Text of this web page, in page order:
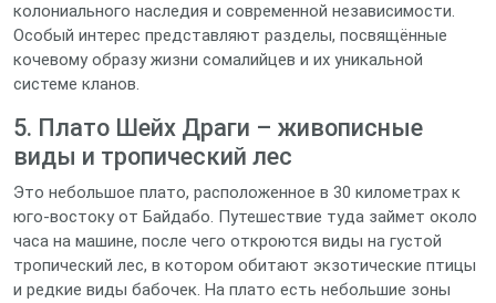
колониального наследия и современной независимости.
Особый интерес представляют разделы, посвящённые
кочевому образу жизни сомалийцев и их уникальной
системе кланов.
5. Плато Шейх Драги – живописные
виды и тропический лес
Это небольшое плато, расположенное в 30 километрах к
юго‑востоку от Байдабо. Путешествие туда займет около
часа на машине, после чего откроются виды на густой
тропический лес, в котором обитают экзотические птицы
и редкие виды бабочек. На плато есть небольшие зоны